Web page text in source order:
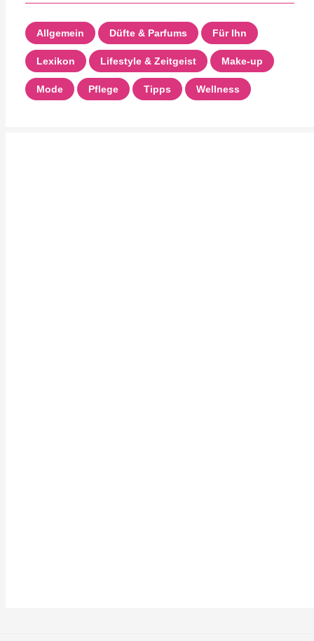
Allgemein Düfte & Parfums Für Ihn
Lexikon Lifestyle & Zeitgeist Make-up
Mode Pflege Tipps Wellness